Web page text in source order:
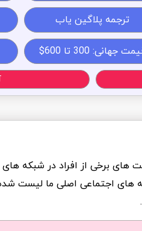
ترجمه پلاگین یاب
جهانی: 300 تا 600$
های برخی از افراد در شبکه های
های اجتماعی اصلی ما لیست